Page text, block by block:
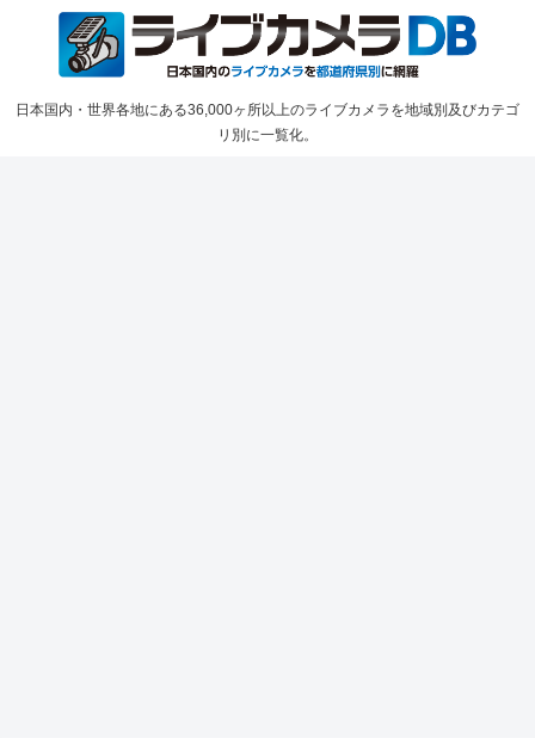
日本国内・世界各地にある36,000ヶ所以上のライブカメラを地域別及びカテゴ
リ別に一覧化。